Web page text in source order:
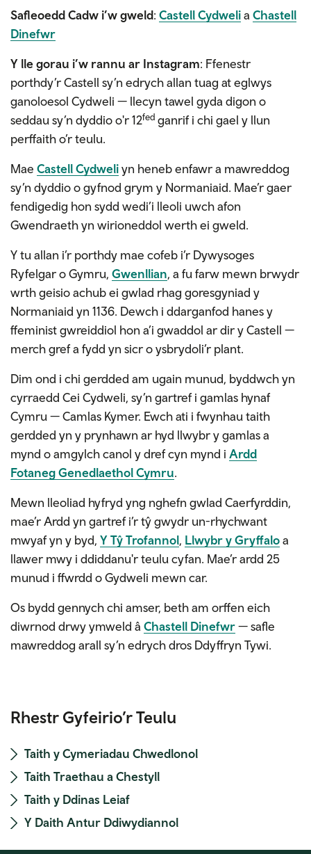
Safleoedd Cadw i’w gweld: Castell Cydwelia Chastell
Dinefwr
Y lle gorau i’w rannu ar Instagram: Ffenestr
porthdy’r Castell sy’n edrych allan tuag at eglwys
ganoloesol Cydweli — llecyn tawel gyda digon o
seddau sy’n dyddio o'r 12fed ganrif i chi gael y llun
perffaith o’r teulu.
Mae Castell Cydweliyn heneb enfawr a mawreddog
sy’n dyddio o gyfnod grym y Normaniaid. Mae’r gaer
fendigedig hon sydd wedi’i lleoli uwch afon
Gwendraeth yn wirioneddol werth ei gweld.
Y tu allan i’r porthdy mae cofeb i’r Dywysoges
Ryfelgar o Gymru, Gwenllian, a fu farw mewn brwydr
wrth geisio achub ei gwlad rhag goresgyniad y
Normaniaid yn 1136. Dewch i ddarganfod hanes y
ffeminist gwreiddiol hon a’i gwaddol ar dir y Castell —
merch gref a fydd yn sicr o ysbrydoli’r plant.
Dim ond i chi gerdded am ugain munud, byddwch yn
cyrraedd Cei Cydweli, sy’n gartref i gamlas hynaf
Cymru — Camlas Kymer. Ewch ati i fwynhau taith
gerdded yn y prynhawn ar hyd llwybr y gamlas a
mynd o amgylch canol y dref cyn mynd i Ardd
Fotaneg Genedlaethol Cymru.
Mewn lleoliad hyfryd yng nghefn gwlad Caerfyrddin,
mae’r Ardd yn gartref i’r tŷ gwydr un-rhychwant
mwyaf yn y byd, Y Tŷ Trofannol, Llwybr y Gryffaloa
llawer mwy i ddiddanu'r teulu cyfan. Mae’r ardd 25
munud i ffwrdd o Gydweli mewn car.
Os bydd gennych chi amser, beth am orffen eich
diwrnod drwy ymweld â Chastell Dinefwr— safle
mawreddog arall sy’n edrych dros Ddyffryn Tywi.
Rhestr Gyfeirio’r Teulu
Taith y Cymeriadau Chwedlonol
Taith Traethau a Chestyll
Taith y Ddinas Leiaf
Y Daith Antur Ddiwydiannol